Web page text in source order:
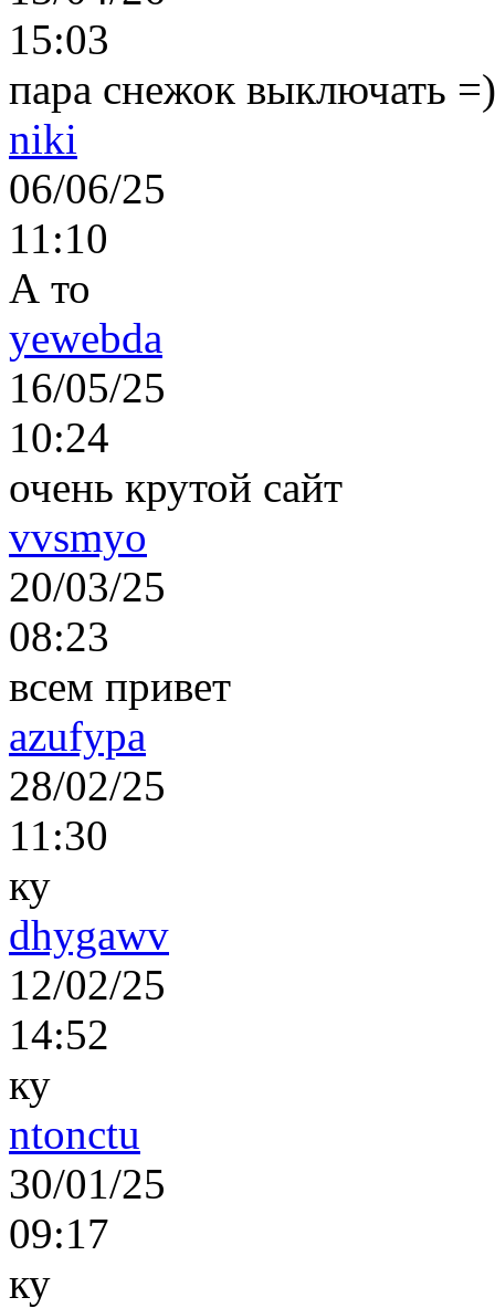
15:03
пара снежок выключать
niki
06/06/25
11:10
А то
yewebda
16/05/25
10:24
очень крутой сайт
vvsmyo
20/03/25
08:23
всем привет
azufypa
28/02/25
11:30
ку
dhygawv
12/02/25
14:52
ку
ntonctu
30/01/25
09:17
ку